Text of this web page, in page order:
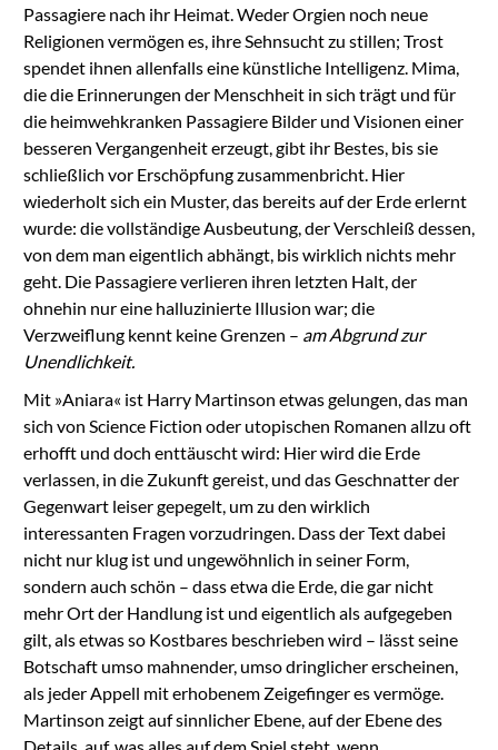
Passagiere nach ihr Heimat. Weder Orgien noch neue
Religionen vermögen es, ihre Sehnsucht zu stillen; Trost
spendet ihnen allenfalls eine künstliche Intelligenz. Mima,
die die Erinnerungen der Menschheit in sich trägt und für
die heimwehkranken Passagiere Bilder und Visionen einer
besseren Vergangenheit erzeugt, gibt ihr Bestes, bis sie
schließlich vor Erschöpfung zusammenbricht. Hier
wiederholt sich ein Muster, das bereits auf der Erde erlernt
wurde: die vollständige Ausbeutung, der Verschleiß dessen,
von dem man eigentlich abhängt, bis wirklich nichts mehr
geht. Die Passagiere verlieren ihren letzten Halt, der
ohnehin nur eine halluzinierte Illusion war; die
Verzweiflung kennt keine Grenzen – am Abgrund zur
Unendlichkeit.
Mit »Aniara« ist Harry Martinson etwas gelungen, das man
sich von Science Fiction oder utopischen Romanen allzu oft
erhofft und doch enttäuscht wird: Hier wird die Erde
verlassen, in die Zukunft gereist, und das Geschnatter der
Gegenwart leiser gepegelt, um zu den wirklich
interessanten Fragen vorzudringen. Dass der Text dabei
nicht nur klug ist und ungewöhnlich in seiner Form,
sondern auch schön – dass etwa die Erde, die gar nicht
mehr Ort der Handlung ist und eigentlich als aufgegeben
gilt, als etwas so Kostbares beschrieben wird – lässt seine
Botschaft umso mahnender, umso dringlicher erscheinen,
als jeder Appell mit erhobenem Zeigefinger es vermöge.
Martinson zeigt auf sinnlicher Ebene, auf der Ebene des